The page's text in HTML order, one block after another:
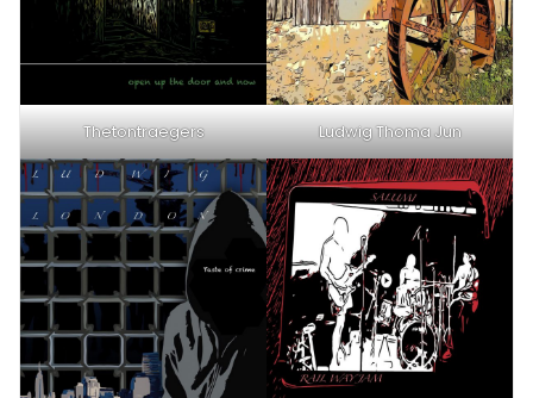
Thetontraegers Ludwig Thoma Jun